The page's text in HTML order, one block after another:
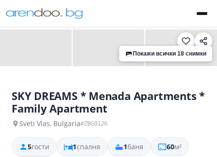
‹ ›
Покажи всички 18 снимки
SKY DREAMS * Menada Apartments *
Family Apartment
Sveti Vlas, Bulgaria#ZBG0126
5гости 1спалня 1баня 60м²